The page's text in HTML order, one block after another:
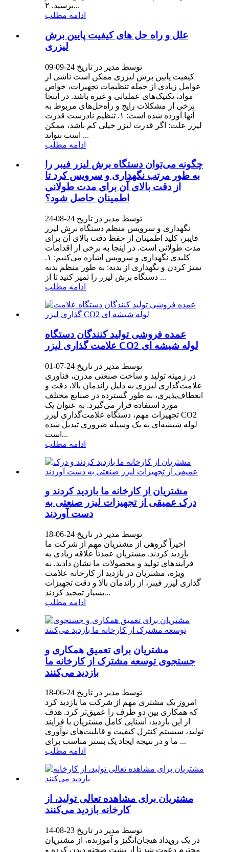
برسید. ۲...
ادامه مطلب
علل و راه حل های کیفیت پایین برش
لیزری
توسط مدیر در تاریخ 24-09-09
کیفیت پایین برش لیزری ممکن است ناشی از
عوامل زیادی از جمله تنظیمات تجهیزات، خواص
مواد، تکنیک‌های عملیاتی و غیره باشد. در اینجا
برخی از مشکلات رایج و راه‌حل‌های مربوط به
آنها آورده شده است: ۱. تنظیم نادرست قدرت
لیزر علت: اگر قدرت لیزر خیلی کم باشد، ممکن
است نتواند ...
ادامه مطلب
چگونه می‌توان دستگاه برش لیزر فیبر را
به طور مرتب نگهداری و سرویس کرد تا
از دقت بالای آن برای مدت طولانی
اطمینان حاصل شود؟
توسط مدیر در تاریخ 24-08-24
نگهداری و سرویس منظم دستگاه برش لیزر
فایبر، کلید اطمینان از حفظ دقت بالای آن برای
مدت طولانی است. در اینجا به برخی از اقدامات
کلیدی نگهداری و سرویس اشاره می‌کنیم:‌ ۱.
تمیز کردن و نگهداری از بدنه: به طور منظم بدنه
دستگاه برش لیزر را تمیز کنید تا از ...
ادامه مطلب
عمده فروشی تولید کنندگان دستگاه
علامت گذاری لیزر CO2 لوله شیشه ای
توسط مدیر در تاریخ 24-07-01
در زمینه تولید و ساخت صنعتی مدرن، فناوری
علامت‌گذاری لیزری به دلیل راندمان بالا، دقت و
انعطاف‌پذیری، به طور گسترده در صنایع مختلف
مورد استفاده قرار می‌گیرد. به عنوان یک
تجهیزات مهم، دستگاه علامت‌گذاری لیزر CO2
لوله شیشه‌ای به یک وسیله ضروری تبدیل شده
است...
ادامه مطلب
مشتریان از کارخانه ما بازدید کردند و
درک عمیقی از تجهیزات لیزر صنعتی به
دست آوردند
توسط مدیر در تاریخ 24-06-18
اخیراً گروهی از مشتریان مهم از شرکت ما
بازدید کردند. مشتریان عمدتاً علاقه زیادی به
فرآیندهای تولید و محصولات ما نشان دادند. به
ویژه، مشتریان در بازدید از کارخانه علامت
گذاری لیزر فیبر، از راندمان بالا و دقت تجهیزات
بسیار تمجید کردند...
ادامه مطلب
مشتریان برای تعمیق همکاری و
جستجوی توسعه مشترک از کارخانه ما
بازدید می‌کنند
توسط مدیر در تاریخ 24-06-18
امروز یک مشتری مهم از شرکت ما بازدید کرد
که همکاری بین دو طرف را عمیق‌تر کرد. هدف
از این بازدید، آشنایی کامل مشتریان با فرآیند
تولید، سیستم کنترل کیفیت و قابلیت‌های نوآوری
ما و در نتیجه ایجاد یک بستر مناسب برای ...
ادامه مطلب
مشتریان برای مشاهده تعالی تولید، از
کارخانه بازدید می‌کنند
توسط مدیر در تاریخ 23-08-14
در یک رویداد هیجان‌انگیز و آموزنده، از مشتریان
محترم دعوت شد تا از پشت صحنه دیدن کرده و